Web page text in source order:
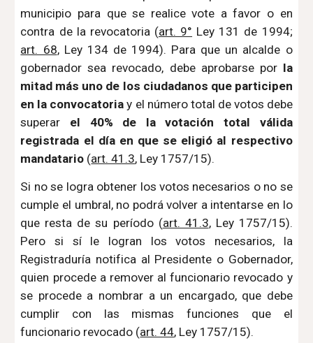
municipio para que se realice vote a favor o en
contra de la revocatoria (art. 9° Ley 131 de 1994;
art. 68, Ley 134 de 1994). Para que un alcalde o
gobernador sea revocado, debe aprobarse por la
mitad más uno de los ciudadanos que participen
en la convocatoria y el número total de votos debe
superar el 40% de la votación total válida
registrada el día en que se eligió al respectivo
mandatario (art. 41.3, Ley 1757/15).
Si no se logra obtener los votos necesarios o no se
cumple el umbral, no podrá volver a intentarse en lo
que resta de su período (art. 41.3, Ley 1757/15).
Pero si sí le logran los votos necesarios, la
Registraduría notifica al Presidente o Gobernador,
quien procede a remover al funcionario revocado y
se procede a nombrar a un encargado, que debe
cumplir con las mismas funciones que el
funcionario revocado (art. 44, Ley 1757/15).